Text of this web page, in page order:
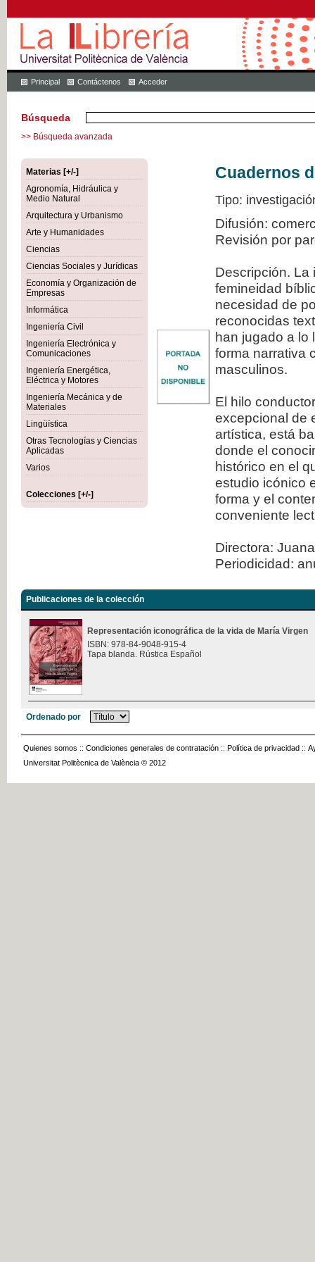
Principal Contáctenos Acceder
Búsqueda
>> Búsqueda avanzada
Materias [+/-]
Agronomía, Hidráulica y
Medio Natural
Arquitectura y Urbanismo
Arte y Humanidades
Ciencias
Ciencias Sociales y Jurídicas
Economía y Organización de
Empresas
Informática
Ingeniería Civil
Ingeniería Electrónica y
Comunicaciones
Ingeniería Energética,
Eléctrica y Motores
Ingeniería Mecánica y de
Materiales
Lingüística
Otras Tecnologías y Ciencias
Aplicadas
Varios
Colecciones [+/-]
Cuadernos
Tipo:
Difusión:
Revisión por
Descripción. La
femineidad
necesidad de
reconocidas
han jugado a lo
forma narrativa
masculinos.
El hilo
excepcional de
artística, está
donde el
histórico en el
estudio icónico
forma y el
conveniente
Directora:
Periodicidad:
Publicaciones de la colección
Representación iconográfica de la vida de María Virgen
ISBN: 978-84-9048-915-4
Tapa blanda. Rústica Español
Ordenado por
Quienes somos :: Condiciones generales de contratación :: Política de privacidad ::
Universitat Politècnica de València © 2012